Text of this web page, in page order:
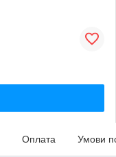
Оплата Умови